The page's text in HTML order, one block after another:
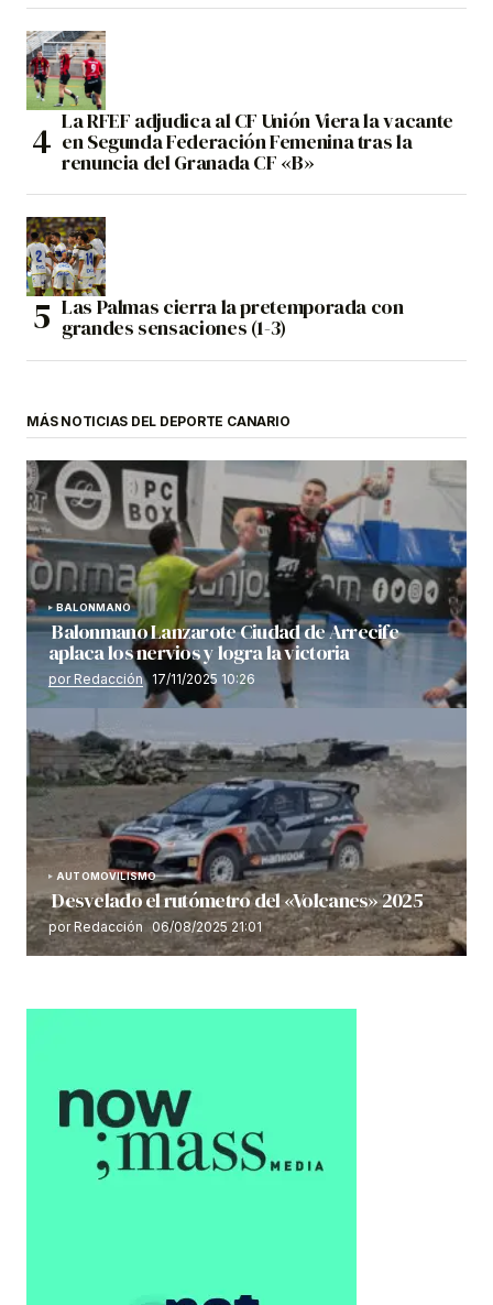
La RFEF adjudica al CF Unión Viera la vacante
en Segunda Federación Femenina tras la
renuncia del Granada CF «B»
Las Palmas cierra la pretemporada con
grandes sensaciones (1-3)
MÁS NOTICIAS DEL DEPORTE CANARIO
BALONMANO
Balonmano Lanzarote Ciudad de Arrecife
aplaca los nervios y logra la victoria
por Redacción 17/11/2025 10:26
AUTOMOVILISMO
Desvelado el rutómetro del «Volcanes» 2025
por Redacción 06/08/2025 21:01